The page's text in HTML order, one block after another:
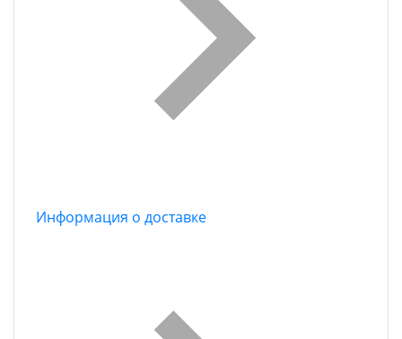
Информация о доставке